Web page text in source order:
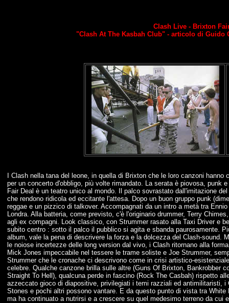
Clash Live - Brixton
"Clash At The Kasbah Club" - articolo di Guido
I Clash nella tana del leone, in quella di Brixton che le loro canzoni
per un concerto d'obbligo, più volte rimandato. La serata è piovosa,
Fair Deal è un teatro unico al mondo. Il palco sovrastato dall'imitazione
che rendono ridicola ed eccitante l'attesa. Dopo un buon gruppo punk
reggae e un pizzico di talkover. Accompagnati da un intro a metà tra
Londra. Alla batteria, come previsto, c'è l'originario drummer, Terry
agli ex compagni. Look classico, con Strummer rasato alla Taxi Driver e
subito centro : sotto il palco il pubblico si agita e sbanda paurosamente.
album, vale la pena di descrivere la forza e la dolcezza del Clash-sound.
le noiose incertezze delle long version dal vivo, i Clash ritornano alla
Mick Jones impeccabile nel tessere le trame soliste e Joe Strummer,
Strummer che le cronache ci descrivono come in crisi artistico-
celebre. Qualche canzone brilla sulle altre (Guns Of Brixton, Bankrobber
Straight To Hell), qualcuna perde in fascino (Rock The Casbah) rispetto
azzeccato gioco di diapositive, privilegiati i temi razziali ed antimilitaristi,
Stones e pochi altri possono vantare. E da questo punto di vista tra
ma ha continuato a nutrirsi e a crescere su quel medesimo terreno da cui